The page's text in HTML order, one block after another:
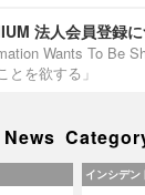
法人会員登録
Wants To Be
とを欲する」
News
インシデン